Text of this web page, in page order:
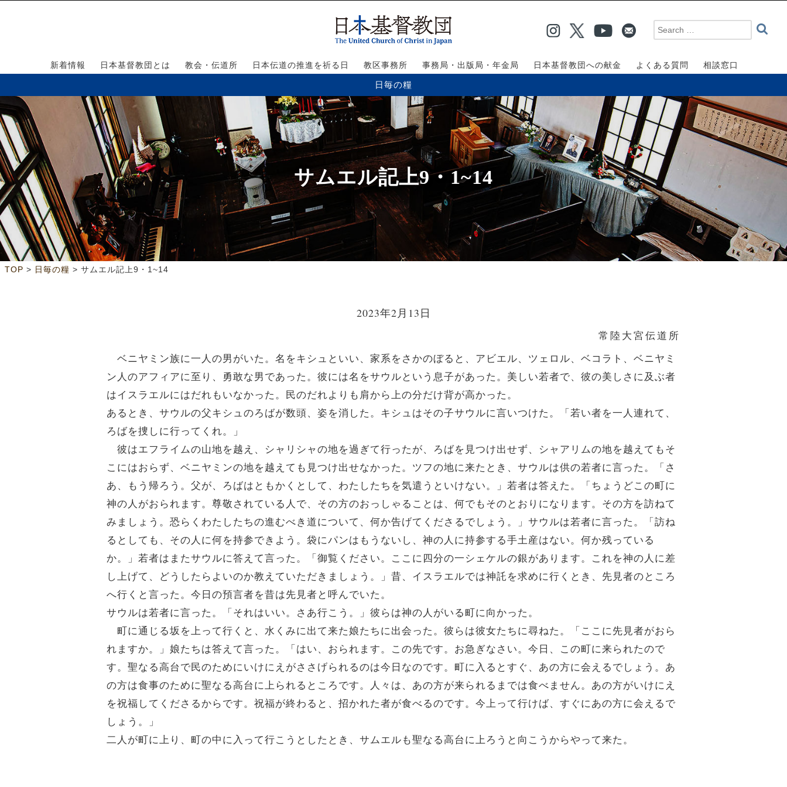
新着情報 日本基督教団とは 教会・伝道所 日本伝道の推進を祈る日 教区事務所 事務局・出版局・年金局 日本基督教団への献金 よくある質問 相談窓口
日毎の糧
サムエル記上9・1~14
TOP > 日毎の糧 > サムエル記上9・1~14
2023年2月13日
常陸大宮伝道所
ベニヤミン族に一人の男がいた。名をキシュといい、家系をさかのぼると、アビエル、ツェロル、ベコラト、ベニヤミ
ン人のアフィアに至り、勇敢な男であった。彼には名をサウルという息子があった。美しい若者で、彼の美しさに及ぶ者
はイスラエルにはだれもいなかった。民のだれよりも肩から上の分だけ背が高かった。
あるとき、サウルの父キシュのろばが数頭、姿を消した。キシュはその子サウルに言いつけた。「若い者を一人連れて、
ろばを捜しに行ってくれ。」
彼はエフライムの山地を越え、シャリシャの地を過ぎて行ったが、ろばを見つけ出せず、シャアリムの地を越えてもそ
こにはおらず、ベニヤミンの地を越えても見つけ出せなかった。ツフの地に来たとき、サウルは供の若者に言った。「さ
あ、もう帰ろう。父が、ろばはともかくとして、わたしたちを気遣うといけない。」若者は答えた。「ちょうどこの町に
神の人がおられます。尊敬されている人で、その方のおっしゃることは、何でもそのとおりになります。その方を訪ねて
みましょう。恐らくわたしたちの進むべき道について、何か告げてくださるでしょう。」サウルは若者に言った。「訪ね
るとしても、その人に何を持参できよう。袋にパンはもうないし、神の人に持参する手土産はない。何か残っている
か。」若者はまたサウルに答えて言った。「御覧ください。ここに四分の一シェケルの銀があります。これを神の人に差
し上げて、どうしたらよいのか教えていただきましょう。」昔、イスラエルでは神託を求めに行くとき、先見者のところ
へ行くと言った。今日の預言者を昔は先見者と呼んでいた。
サウルは若者に言った。「それはいい。さあ行こう。」彼らは神の人がいる町に向かった。
町に通じる坂を上って行くと、水くみに出て来た娘たちに出会った。彼らは彼女たちに尋ねた。「ここに先見者がおら
れますか。」娘たちは答えて言った。「はい、おられます。この先です。お急ぎなさい。今日、この町に来られたので
す。聖なる高台で民のためにいけにえがささげられるのは今日なのです。町に入るとすぐ、あの方に会えるでしょう。あ
の方は食事のために聖なる高台に上られるところです。人々は、あの方が来られるまでは食べません。あの方がいけにえ
を祝福してくださるからです。祝福が終わると、招かれた者が食べるのです。今上って行けば、すぐにあの方に会えるで
しょう。」
二人が町に上り、町の中に入って行こうとしたとき、サムエルも聖なる高台に上ろうと向こうからやって来た。